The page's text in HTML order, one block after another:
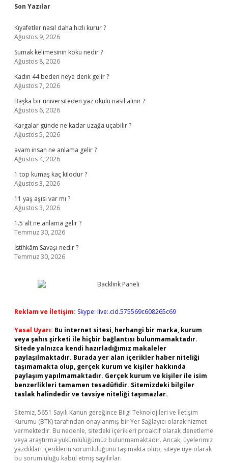
Sidebar
Son Yazılar
Kıyafetler nasıl daha hızlı kurur ?
Ağustos 9, 2026
Sumak kelimesinin koku nedir ?
Ağustos 8, 2026
Kadın 44 beden neye denk gelir ?
Ağustos 7, 2026
Başka bir üniversiteden yaz okulu nasıl alınır ?
Ağustos 6, 2026
Kargalar günde ne kadar uzağa uçabilir ?
Ağustos 5, 2026
avam insan ne anlama gelir ?
Ağustos 4, 2026
1 top kumaş kaç kilodur ?
Ağustos 3, 2026
11 yaş aşısı var mı ?
Ağustos 3, 2026
1.5 alt ne anlama gelir ?
Temmuz 30, 2026
İstihkâm Savaşı nedir ?
Temmuz 30, 2026
Reklam ve İletişim: Skype: live:.cid.575569c608265c69
Yasal Uyarı: Bu internet sitesi, herhangi bir marka, kurum
veya şahıs şirketi ile hiçbir bağlantısı bulunmamaktadır.
Sitede yalnızca kendi hazırladığımız makaleler
paylaşılmaktadır. Burada yer alan içerikler haber niteliği
taşımamakta olup, gerçek kurum ve kişiler hakkında
paylaşım yapılmamaktadır. Gerçek kurum ve kişiler ile isim
benzerlikleri tamamen tesadüfidir. Sitemizdeki bilgiler
taslak halindedir ve tavsiye niteliği taşımazlar.
Sitemiz, 5651 Sayılı Kanun gereğince Bilgi Teknolojileri ve İletişim
Kurumu (BTK) tarafından onaylanmış bir Yer Sağlayıcı olarak hizmet
vermektedir. Bu nedenle, sitedeki içerikleri proaktif olarak denetleme
veya araştırma yükümlülüğümüz bulunmamaktadır. Ancak, üyelerimiz
yazdıkları içeriklerin sorumluluğunu taşımakta olup, siteye üye olarak
bu sorumluluğu kabul etmiş sayılırlar.